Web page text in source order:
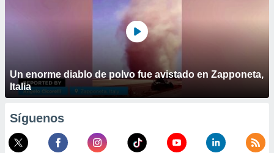
Un enorme diablo de polvo fue avistado en Zapponeta,
Italia
Síguenos